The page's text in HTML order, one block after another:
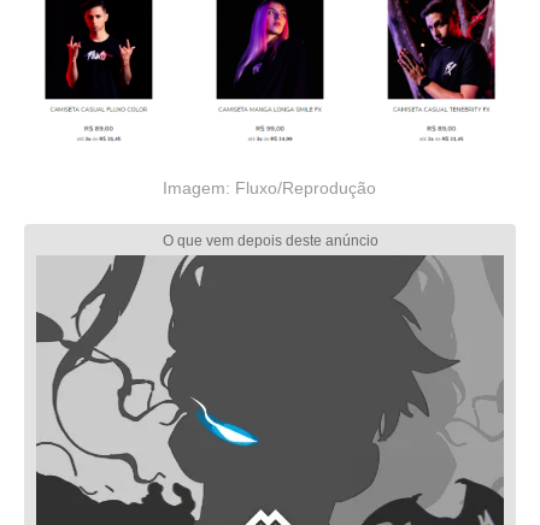
Imagem: Fluxo/Reprodução